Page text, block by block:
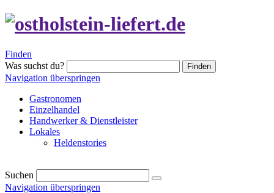
Finden
Was suchst du?
Finden
Navigation überspringen
Gastronomen
Einzelhandel
Handwerker & Dienstleister
Lokales
Heldenstories
Suchen
Navigation überspringen